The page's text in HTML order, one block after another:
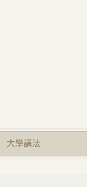
大學講法